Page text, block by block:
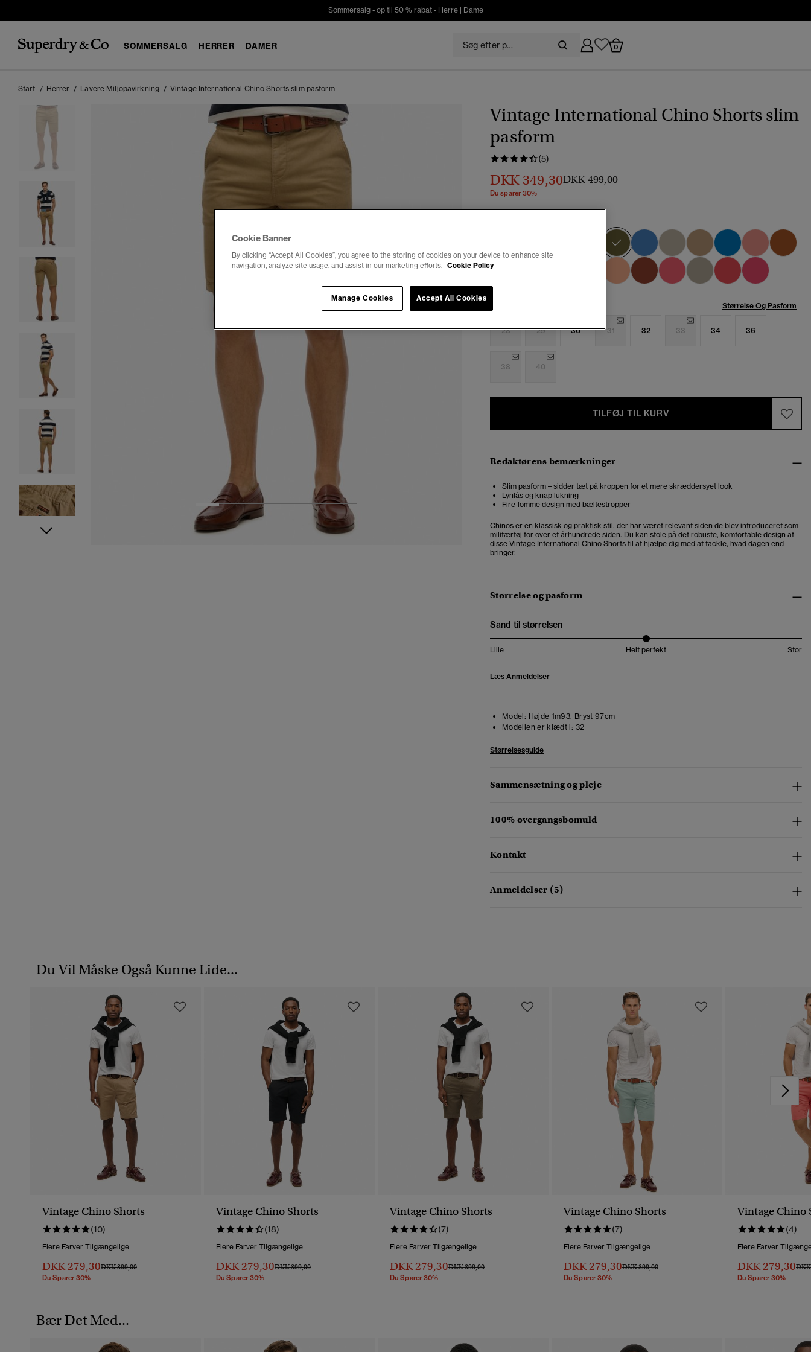
Sommersalg - op til 50 % rabat - Herre| Dame
SOMMERSALG HERRER DAMER 0
Start Herrer Lavere Miljopavirkning Vintage International Chino Shorts slim pasform
1 2 3 6 7
Vintage International Chino Shorts slim
pasform
(5)
DKK 349,30Pris nedsat fra
DKK 499,00til
Du sparer 30%
valgt
Størrelse Og Pasform
28 29 30 31 32 33 34 36
38 40
TILFØJ TIL KURV
Redaktørens bemærkninger
Slim pasform – sidder tæt på kroppen for et mere skræddersyet look
Lynlås og knap lukning
Fire-lomme design med bæltestropper
Chinos er en klassisk og praktisk stil, der har været relevant siden de blev introduceret som
militærtøj for over et århundrede siden. Du kan stole på det robuste, komfortable design af
disse Vintage International Chino Shorts til at hjælpe dig med at tackle, hvad dagen end
bringer.
Størrelse og pasform
Sand til størrelsen
Lille Helt perfekt Stor
Læs Anmeldelser
Model: Højde 1m93. Bryst 97cm
Modellen er klædt i: 32
Størrelsesguide
Sammensætning og pleje
100% overgangsbomuld
Kontakt
Anmeldelser (5)
Du Vil Måske Også Kunne Lide...
Vintage Chino Shorts
(10)
Flere Farver Tilgængelige
DKK 279,30Pris Nedsat Fra
DKK 399,00Til
Du Sparer 30%
Vintage Chino Shorts
(18)
Flere Farver Tilgængelige
DKK 279,30Pris Nedsat Fra
DKK 399,00Til
Du Sparer 30%
Vintage Chino Shorts
(7)
Flere Farver Tilgængelige
DKK 279,30Pris Nedsat Fra
DKK 399,00Til
Du Sparer 30%
Vintage Chino Shorts
(7)
Flere Farver Tilgængelige
DKK 279,30Pris Nedsat Fra
DKK 399,00Til
Du Sparer 30%
Vintage Chino
(4)
Flere Farver
DKK 279,30Pris
Du Sparer 30%
Bær Det Med...
Cookie Banner
By clicking “Accept All Cookies”, you agree to the storing of cookies on your device to enhance site
navigation, analyze site usage, and assist in our marketing efforts. Cookie Policy
Accept All Cookies
Manage Cookies